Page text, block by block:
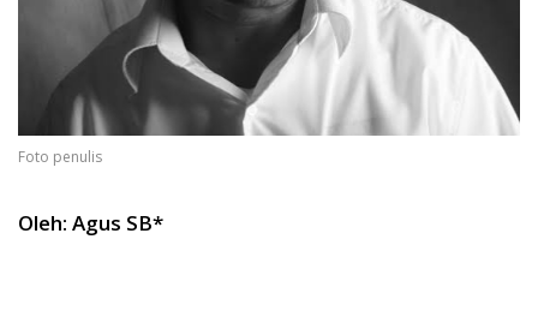
Foto penulis
Oleh: Agus SB*